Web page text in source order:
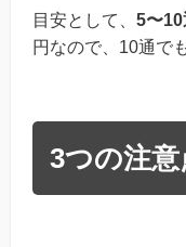
目安として、 5〜10
円なので、10通で
3つの注